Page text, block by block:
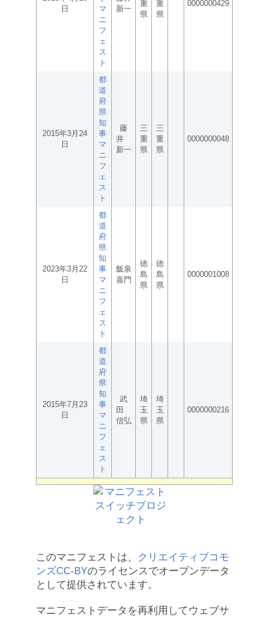
日
マ
ニ
フ
ェ
ス
ト
新一
重
県
重
県
0000000429
2015年3月24
日
都
道
府
県
知
事
マ
ニ
フ
ェ
ス
ト
藤
井
新一
三
重
県
三
重
県
0000000048
2023年3月22
日
都
道
府
県
知
事
マ
ニ
フ
ェ
ス
ト
飯泉
嘉門
徳
島
県
徳
島
県
0000001008
2015年7月23
日
都
道
府
県
知
事
マ
ニ
フ
ェ
ス
ト
武
田
信弘
埼
玉
県
埼
玉
県
0000000216
このマニフェストは、
クリエイティブコモ
ンズCC-BYのライセンスでオープンデータ
として提供されています。
マニフェストデータを再利用してウェブサ